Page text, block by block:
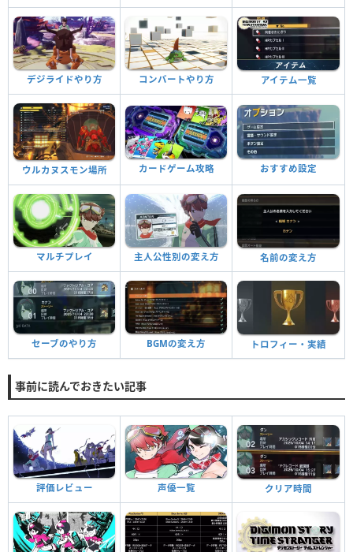
デジライドやり方 コンバートやり方 アイテム一覧
ウルカヌスモン場所 カードゲーム攻略 おすすめ設定
マルチプレイ 主人公性別の変え方 名前の変え方
セーブのやり方 BGMの変え方 トロフィー・実績
事前に読んでおきたい記事
評価レビュー 声優一覧 クリア時間